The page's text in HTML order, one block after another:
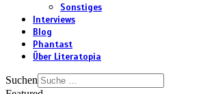
Sonstiges
Interviews
Blog
Phantast
Über Literatopia
Suchen